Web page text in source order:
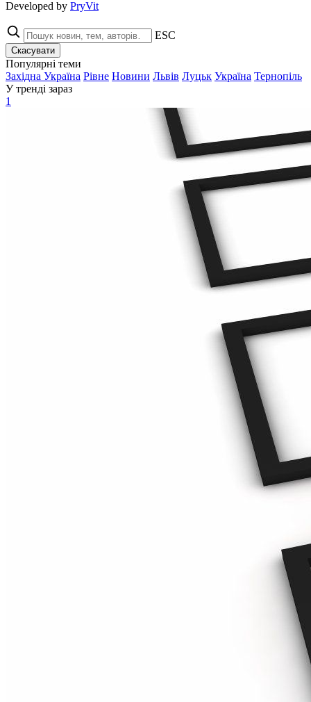
Developed by PryVit
ESC
Скасувати
Популярні теми
Західна Україна Рівне Новини Львів Луцьк Україна Тернопіль
У тренді зараз
1